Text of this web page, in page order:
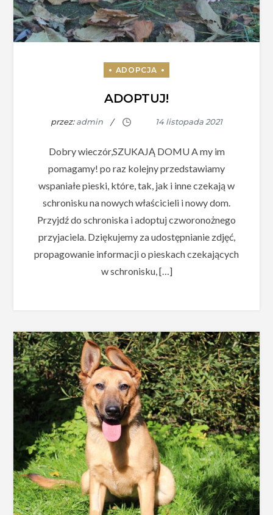
ADOPTUJ!
przez:admin
Dobry wieczór,SZUKAJĄ DOMU A my im
pomagamy! po raz kolejny przedstawiamy
wspaniałe pieski, które, tak, jak i inne czekają w
schronisku na nowych właścicieli i nowy dom.
Przyjdź do schroniska i adoptuj czworonożnego
przyjaciela. Dziękujemy za udostępnianie zdjęć,
propagowanie informacji o pieskach czekających
w schronisku, […]